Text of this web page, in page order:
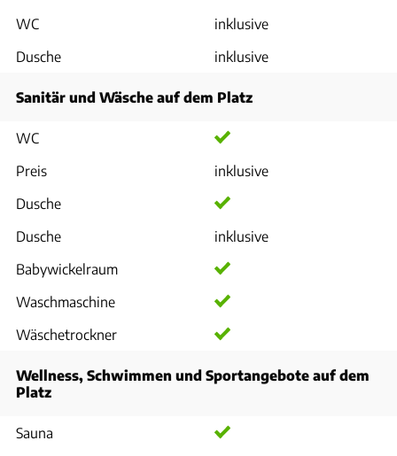
WC
inklusive
Dusche
inklusive
Sanitär und Wäsche auf dem Platz
WC
Preis
inklusive
Dusche
Dusche
inklusive
Babywickelraum
Waschmaschine
Wäschetrockner
Wellness, Schwimmen und Sportangebote auf dem
Platz
Sauna